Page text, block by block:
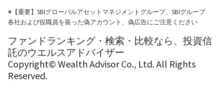
※【重要】SBIグローバルアセットマネジメントグループ、SBIグループ
各社および役職員を装った偽アカウント、偽広告にご注意ください
ファンドランキング・検索・比較なら、投資信
託のウエルスアドバイザー
Copyright© Wealth Advisor Co., Ltd. All Rights
Reserved.